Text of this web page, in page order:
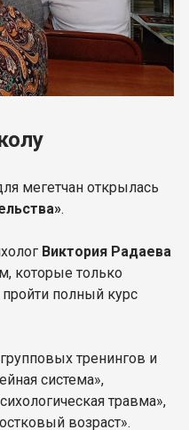
мегетчан открылась
.
Виктория Радаева
которые только
полный курс
тренингов и
система»,
травма»,
возраст».